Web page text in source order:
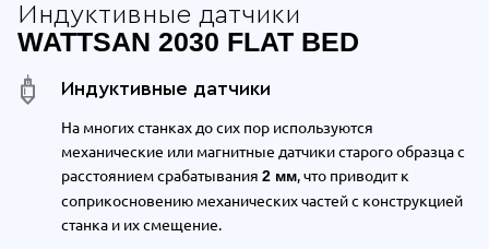
Индуктивные датчики
WATTSAN 2030 FLAT BED
Индуктивные датчики
На многих станках до сих пор используются
механические или магнитные датчики старого образца с
расстоянием срабатывания 2 мм, что приводит к
соприкосновению механических частей с конструкцией
станка и их смещение.